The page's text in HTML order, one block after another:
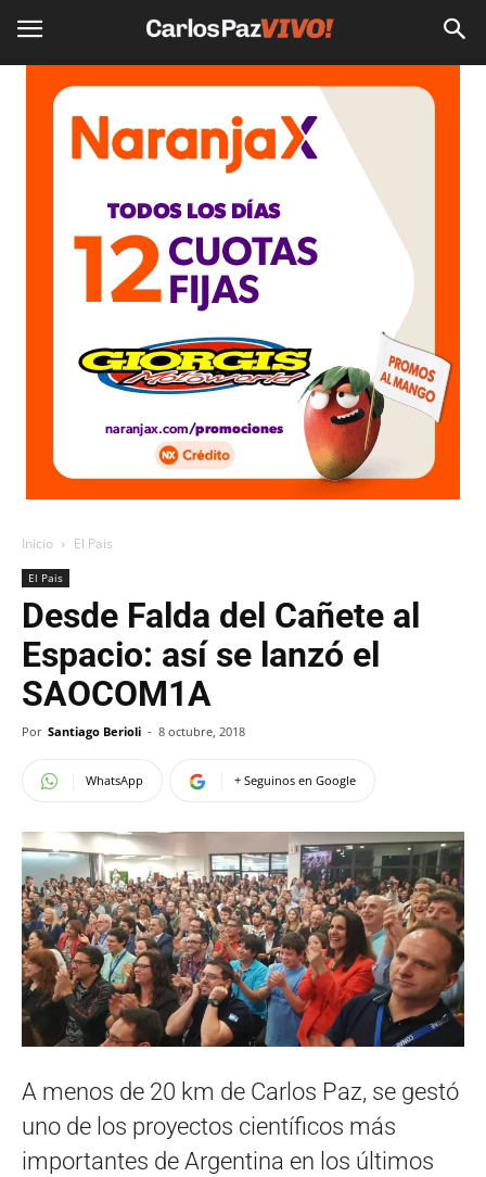
Inicio El Pais
El Pais
Desde Falda del Cañete al
Espacio: así se lanzó el
SAOCOM1A
Por Santiago Berioli - 8 octubre, 2018
WhatsApp + Seguinos en Google
A menos de 20 km de Carlos Paz, se gestó
uno de los proyectos científicos más
importantes de Argentina en los últimos